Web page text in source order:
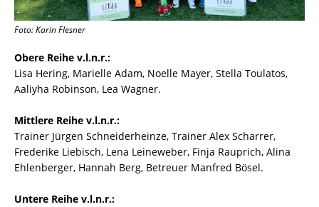
Foto: Karin Flesner
Obere Reihe v.l.n.r.:
Lisa Hering, Marielle Adam, Noelle Mayer, Stella Toulatos,
Aaliyha Robinson, Lea Wagner.
Mittlere Reihe v.l.n.r.:
Trainer Jürgen Schneiderheinze, Trainer Alex Scharrer,
Frederike Liebisch, Lena Leineweber, Finja Rauprich, Alina
Ehlenberger, Hannah Berg, Betreuer Manfred Bösel.
Untere Reihe v.l.n.r.: